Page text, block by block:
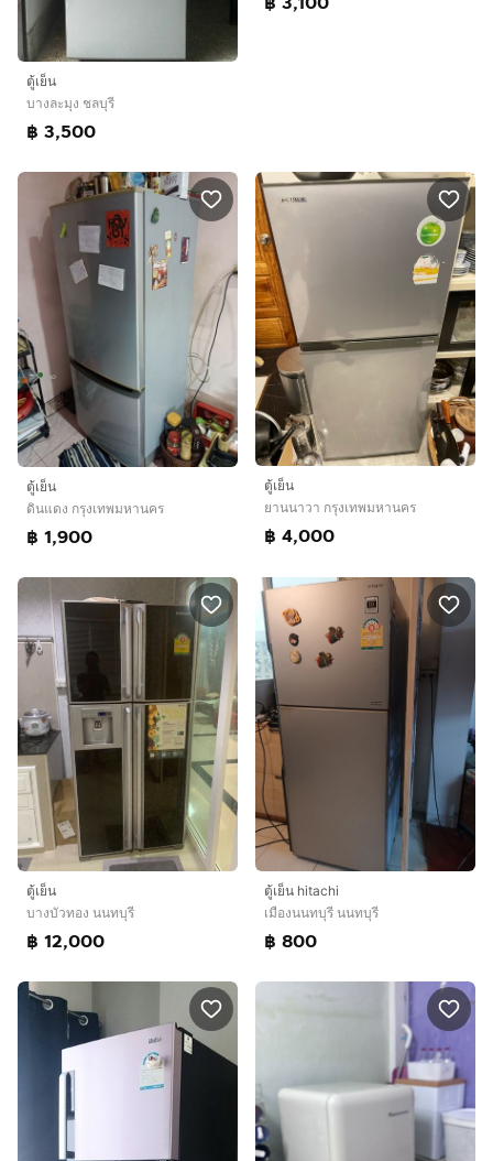
ตู้เย็น
บางละมุง ชลบุรี
฿ 3,500
ตู้เย็น
ดินแดง กรุงเทพมหานคร
฿ 1,900
ตู้เย็น
ยานนาวา กรุงเทพมหานคร
฿ 4,000
ตู้เย็น
บางบัวทอง นนทบุรี
฿ 12,000
ตู้เย็น hitachi
เมืองนนทบุรี นนทบุรี
฿ 800